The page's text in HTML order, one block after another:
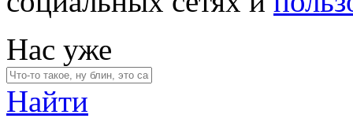
Нас уже
Найти